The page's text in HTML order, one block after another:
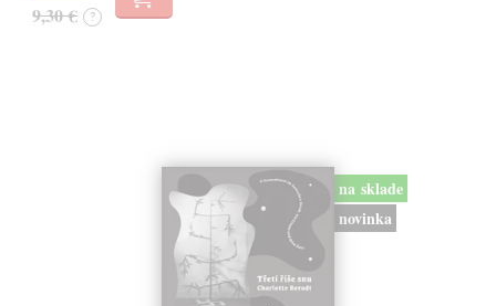
9,30 € ?
na sklade
novinka